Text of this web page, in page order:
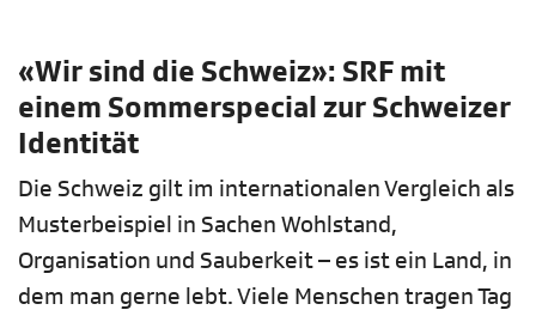
«Wir sind die Schweiz»: SRF mit
einem Sommerspecial zur Schweizer
Identität
Die Schweiz gilt im internationalen Vergleich als
Musterbeispiel in Sachen Wohlstand,
Organisation und Sauberkeit – es ist ein Land, in
dem man gerne lebt. Viele Menschen tragen Tag